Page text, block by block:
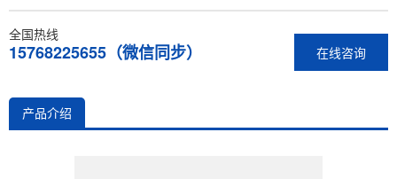
在线咨询
全国热线
15768225655（微信同步）
产品介绍